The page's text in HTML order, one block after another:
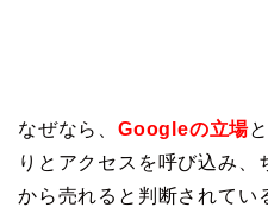
なぜなら、 Googleの立場
りとアクセスを呼び込み、
から売れると判断されてい